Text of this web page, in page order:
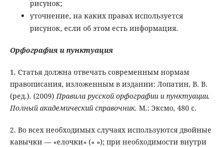
рисунок;
уточнение, на каких правах используется
рисунок, если об этом есть информация.
Орфография и пунктуация
1. Статья должна отвечать современным нормам
правописания, изложенным в издании: Лопатин, В. В.
(ред.). (2009) Правила русской орфографии и пунктуации.
Полный академический справочник. М.: Эксмо, 480 с.
2. Во всех необходимых случаях используются двойные
кавычки — «елочки» (« »); при необходимости внутри